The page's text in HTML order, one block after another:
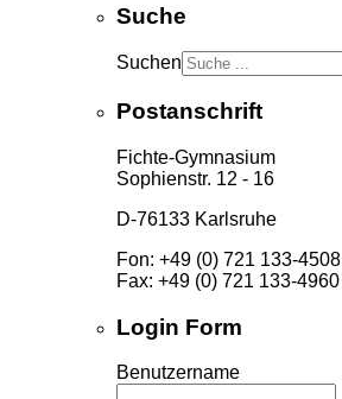
Suche
Suchen
Postanschrift
Fichte-Gymnasium
Sophienstr. 12 - 16
D-76133 Karlsruhe
Fon: +49 (0) 721 133-4508
Fax: +49 (0) 721 133-4960
Login Form
Benutzername